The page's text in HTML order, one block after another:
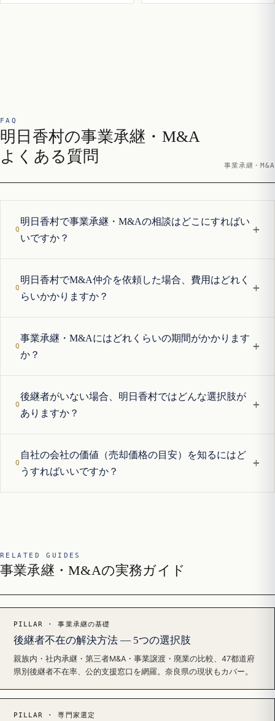
FAQ
明日香村の事業承継・M&A
よくある質問
事業承継・M&A
明日香村で事業承継・M&Aの相談はどこにすればい
いですか？
+
明日香村でM&A仲介を依頼した場合、費用はどれく
らいかかりますか？
+
事業承継・M&Aにはどれくらいの期間がかかります
か？
+
後継者がいない場合、明日香村ではどんな選択肢が
ありますか？
+
自社の会社の価値（売却価格の目安）を知るにはど
うすればいいですか？
+
RELATED GUIDES
事業承継・M&Aの実務ガイド
PILLAR · 事業承継の基礎
後継者不在の解決方法 — 5つの選択肢
親族内・社内承継・第三者M&A・事業譲渡・廃業の比較、47都道府
県別後継者不在率、公的支援窓口を網羅。奈良県の現状もカバー。
PILLAR · 専門家選定